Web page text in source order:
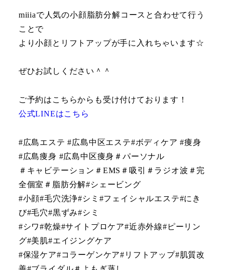
miiiaで人気の小顔脂肪分解コースと合わせて行う
ことで
より小顔とリフトアップが手に入れちゃいます☆
ぜひお試しください＾＾
ご予約はこちらからも受け付けております！
公式LINEはこちら
#広島エステ #広島中区エステ#ボディケア #痩身
#広島痩身 #広島中区痩身＃パーソナル
＃キャビテーション＃EMS＃吸引＃ラジオ波＃完
全個室＃脂肪分解#シェービング
#小顔#毛穴洗浄#シミ#フェイシャルエステ#にき
び#毛穴#黒ずみ#シミ
#シワ#乾燥#サイトプロケア#近赤外線#ピーリン
グ#美肌#エイジングケア
#保湿ケア#コラーゲンケア#リフトアップ#肌質改